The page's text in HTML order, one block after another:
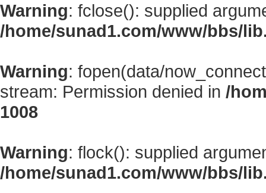
Warning: fclose(): supplied
/home/sunad1.com/www/bbs/
Warning: fopen(data/
stream: Permission denied in /
1008
Warning: flock(): supplied
/home/sunad1.com/www/bbs/